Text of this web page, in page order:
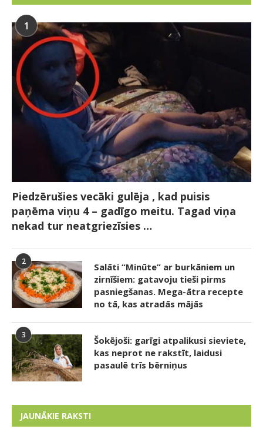
1
Piedzērušies vecāki gulēja , kad puisis
paņēma viņu 4 – gadīgo meitu. Tagad viņa
nekad tur neatgriezīsies …
2
Salāti “Minūte” ar burkāniem un
zirnīšiem: gatavoju tieši pirms
pasniegšanas. Mega-ātra recepte
no tā, kas atradās mājās
3
Šokējoši: garīgi atpalikusi sieviete,
kas neprot ne rakstīt, laidusi
pasaulē trīs bērniņus
JAUNĀKIE RAKSTI